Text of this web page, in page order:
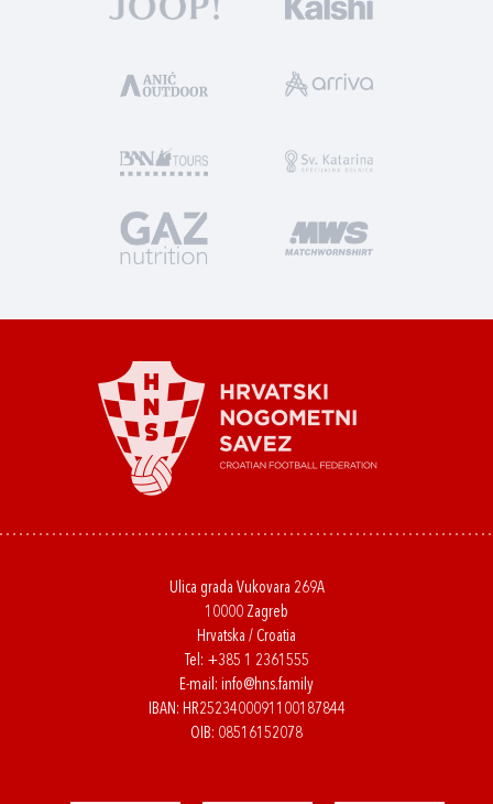
Ulica grada Vukovara 269A
10000 Zagreb
Hrvatska / Croatia
Tel: +385 1 2361555
E-mail: info@hns.family
IBAN: HR2523400091100187844
OIB: 08516152078